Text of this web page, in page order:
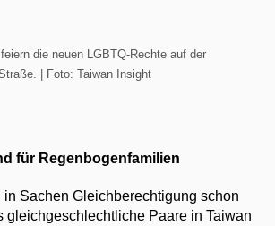
die neuen LGBTQ-Rechte auf der
| Foto: Taiwan Insight
für Regenbogenfamilien
in Sachen Gleichberechtigung schon
gleichgeschlechtliche Paare in Taiwan